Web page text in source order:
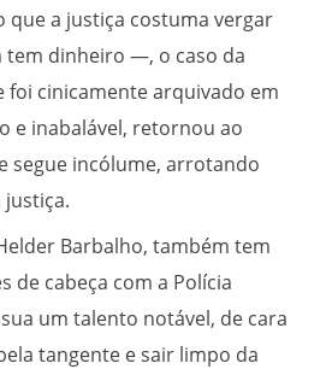
a justiça costuma vergar
tem dinheiro —, o caso da
foi cinicamente arquivado em
e inabalável, retornou ao
segue incólume, arrotando
justiça.
Barbalho, também tem
de cabeça com a Polícia
um talento notável, de cara
tangente e sair limpo da